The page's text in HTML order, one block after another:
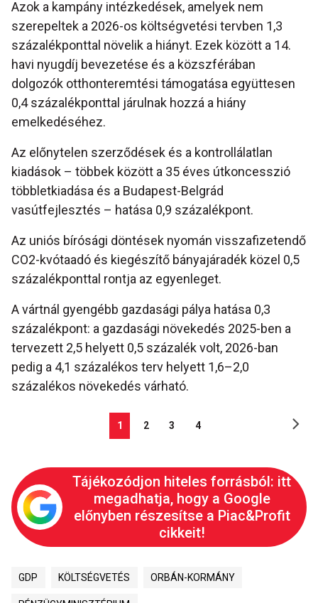
Azok a kampány intézkedések, amelyek nem
szerepeltek a 2026-os költségvetési tervben 1,3
százalékponttal növelik a hiányt. Ezek között a 14.
havi nyugdíj bevezetése és a közszférában
dolgozók otthonteremtési támogatása együttesen
0,4 százalékponttal járulnak hozzá a hiány
emelkedéséhez.
Az előnytelen szerződések és a kontrollálatlan
kiadások – többek között a 35 éves útkoncesszió
többletkiadása és a Budapest-Belgrád
vasútfejlesztés – hatása 0,9 százalékpont.
Az uniós bírósági döntések nyomán visszafizetendő
CO2-kvótaadó és kiegészítő bányajáradék közel 0,5
százalékponttal rontja az egyenleget.
A vártnál gyengébb gazdasági pálya hatása 0,3
százalékpont: a gazdasági növekedés 2025-ben a
tervezett 2,5 helyett 0,5 százalék volt, 2026-ban
pedig a 4,1 százalékos terv helyett 1,6–2,0
százalékos növekedés várható.
1 2 3 4
Tájékozódjon hiteles forrásból: itt
megadhatja, hogy a Google
előnyben részesítse a Piac&Profit
cikkeit!
GDP KÖLTSÉGVETÉS ORBÁN-KORMÁNY